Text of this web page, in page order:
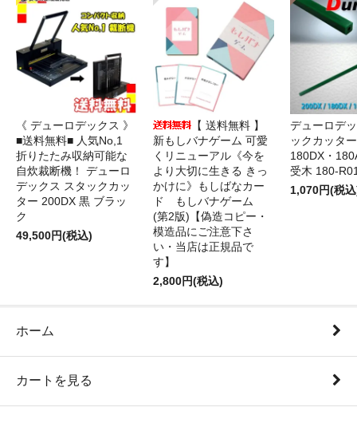
《 デューロデックス 》
■送料無料■ 人気No,1
折りたたみ収納可能な
自炊裁断機！ デューロ
デックス スタックカッ
ター 200DX 黒 ブラッ
ク
49,500円(税込)
【 送料無料 】
新もしバナゲーム 可愛
くリニューアル《今を
より大切に生きる きっ
かけに》もしばなカー
ド もしバナゲーム
(第2版)【偽造コピー・
模造品にご注意下さ
い・当店は正規品で
す】
2,800円(税込)
デューロデ
ックカッタ
180DX・
受木 180-
1,070円(税
ホーム
カートを見る